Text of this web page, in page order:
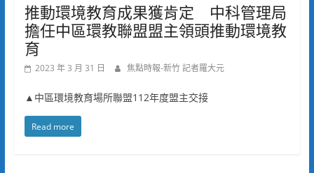
推動環境教育成果獲肯定 中科管理局
擔任中區環教聯盟盟主領頭推動環境教
育
2023 年 3 月 31 日 焦點時報-新竹 記者羅大元
▲中區環境教育場所聯盟112年度盟主交接
Read more